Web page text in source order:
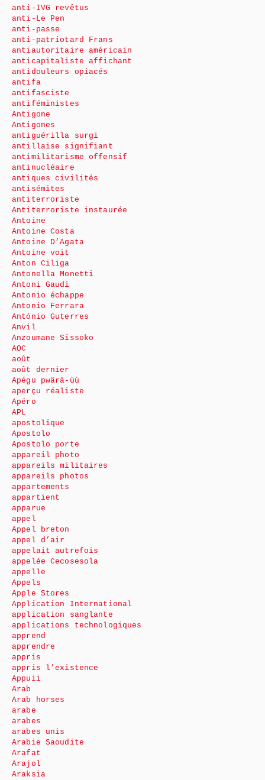
anti-IVG revêtus
anti-Le Pen
anti-passe
anti-patriotard Frans
antiautoritaire américain
anticapitaliste affichant
antidouleurs opiacés
antifa
antifasciste
antiféministes
Antigone
Antigones
antiguérilla surgi
antillaise signifiant
antimilitarisme offensif
antinucléaire
antiques civilités
antisémites
antiterroriste
Antiterroriste instaurée
Antoine
Antoine Costa
Antoine D’Agata
Antoine voit
Anton Ciliga
Antonella Monetti
Antoni Gaudi
Antonio échappe
Antonio Ferrara
António Guterres
Anvil
Anzoumane Sissoko
AOC
août
août dernier
Apégu pwärä-ùù
aperçu réaliste
Apéro
APL
apostolique
Apostolo
Apostolo porte
appareil photo
appareils militaires
appareils photos
appartements
appartient
apparue
appel
Appel breton
appel d’air
appelait autrefois
appelée Cecosesola
appelle
Appels
Apple Stores
Application International
application sanglante
applications technologiques
apprend
apprendre
appris
appris l’existence
Appuii
Arab
Arab horses
arabe
arabes
arabes unis
Arabie Saoudite
Arafat
Arajol
Araksia